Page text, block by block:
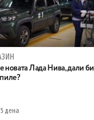
новата Лада Нива, дали би
дена